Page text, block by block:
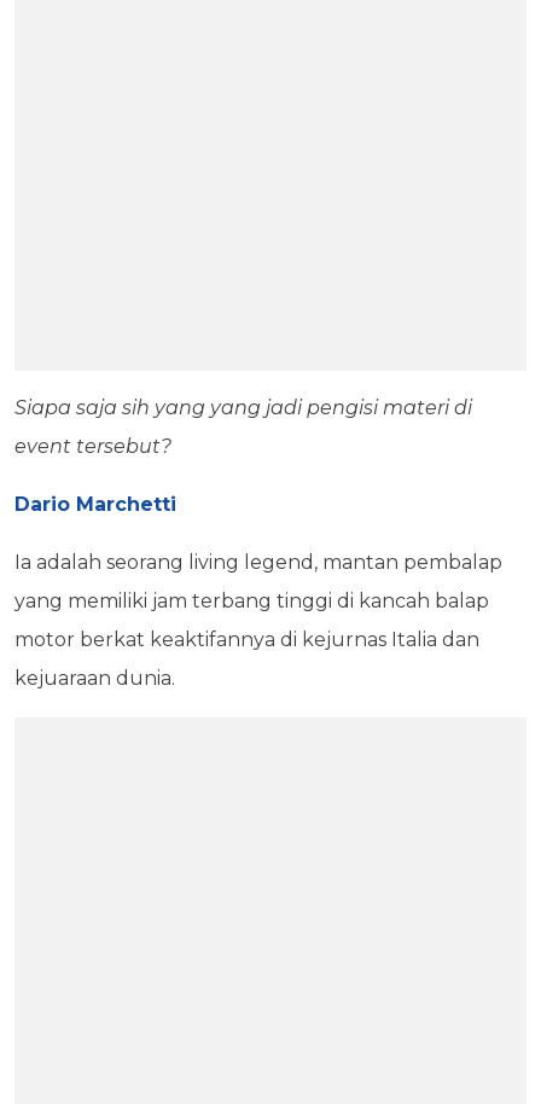
Siapa saja sih yang yang jadi pengisi materi di
event tersebut?
Dario Marchetti
Ia adalah seorang living legend, mantan pembalap
yang memiliki jam terbang tinggi di kancah balap
motor berkat keaktifannya di kejurnas Italia dan
kejuaraan dunia.